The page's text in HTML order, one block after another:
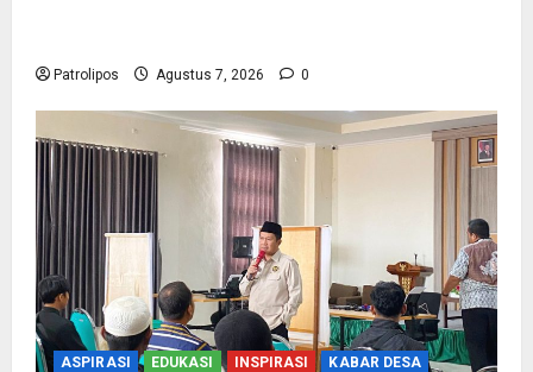
Patrolipos Agustus 7, 2026 0
ASPIRASI EDUKASI INSPIRASI
KABAR DESA